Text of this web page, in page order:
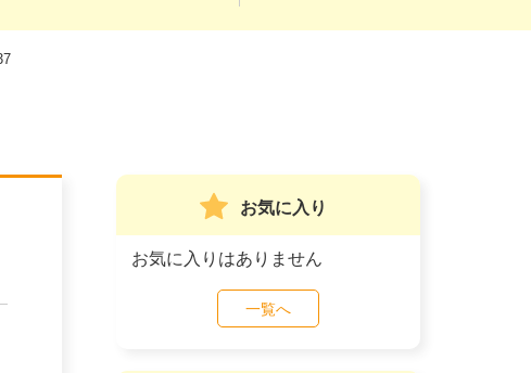
お気に入り
お気に入りはありません
一覧へ